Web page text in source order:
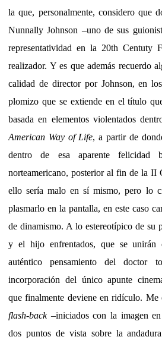
la que, personalmente, considero que
Nunnally Johnson –uno de sus
representatividad en la 20th Centuty
realizador. Y es que además recuerdo
calidad de director por Johnson, en
plomizo que se extiende en el título
basada en elementos violentados
American Way of Life, a partir de
dentro de esa aparente felicidad
norteamericano, posterior al fin de la II
ello sería malo en sí mismo, pero lo
plasmarlo en la pantalla, en este caso
de dinamismo. A lo estereotípico de su
y el hijo enfrentados, que se unirán
auténtico pensamiento del doctor
incorporación del único apunte
que finalmente deviene en ridículo. Me
flash-back–iniciados con la imagen en
dos puntos de vista sobre la